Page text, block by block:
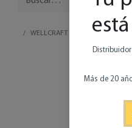
WELLCRAFT 28 T-TOP
Más de 20